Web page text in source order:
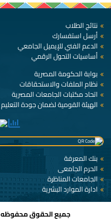
نتائج الطلاب
أرسل استفسارك
الدعم الفني للإيميل الجامعي
أساسيات التحول الرقمي
بوابة الحكومة المصرية
نظام الملفات والاستحقاقات
اتحاد مكتبات الجامعات المصرية
الهيئة القومية لضمان جودة التعليم
بنك المعرفة
الحرم الجامعى
الجامعات المناظرة
ادارة الموارد البشرية
جميع الحقوق محفوظه